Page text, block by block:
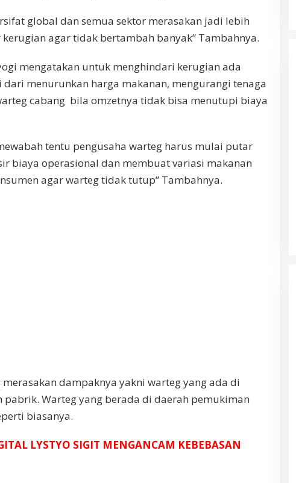
global dan semua sektor merasakan jadi lebih
agar tidak bertambah banyak” Tambahnya.
mengatakan untuk menghindari kerugian ada
menurunkan harga makanan, mengurangi tenaga
cabang bila omzetnya tidak bisa menutupi biaya
tentu pengusaha warteg harus mulai putar
biaya operasional dan membuat variasi makanan
agar warteg tidak tutup” Tambahnya.
dampaknya yakni warteg yang ada di
Warteg yang berada di daerah pemukiman
biasanya.
LYSTYO SIGIT MENGANCAM KEBEBASAN